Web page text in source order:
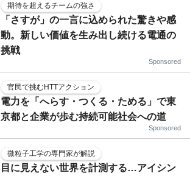
期待を超えるチームの強さ
「さすが」の一言に込められた驚きや感
動。新しい価値を生み出し続ける電通の
挑戦
Sponsored
官民で挑むHTTアクション
電力を「へらす・つくる・ためる」で東
京都と企業が歩む持続可能社会への道
Sponsored
微粒子工学の専門家が解説
目に見えない世界を計測する…アイシン